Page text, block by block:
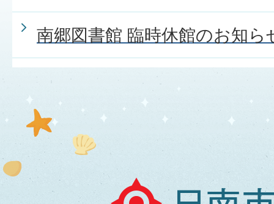
南郷図書館 臨時休館のお知ら
日